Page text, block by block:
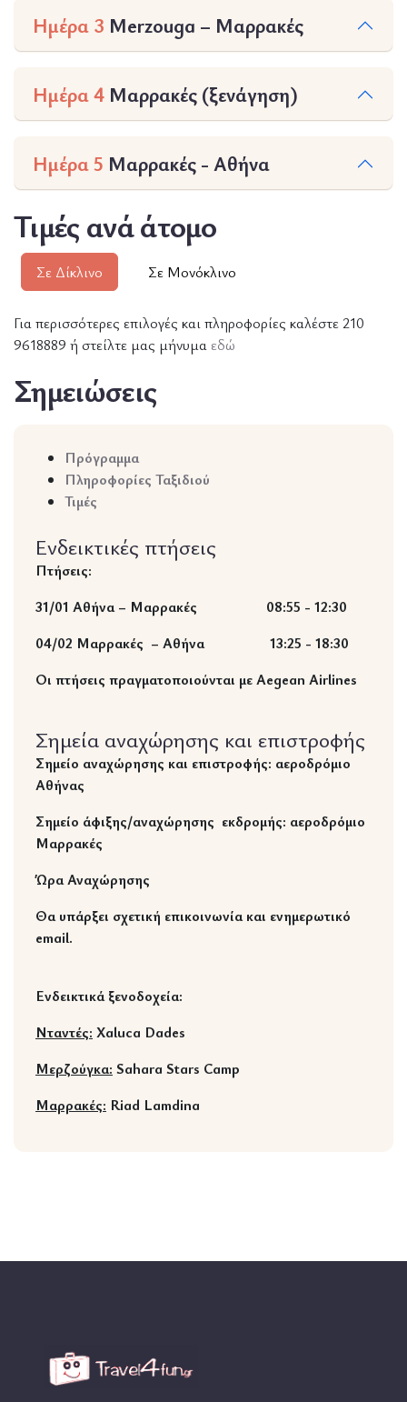
Ημέρα 3 Merzouga – Μαρρακές
Ημέρα 4 Μαρρακές (ξενάγηση)
Ημέρα 5 Μαρρακές - Αθήνα
Τιμές ανά άτομο
Σε Δίκλινο Σε Μονόκλινο
Για περισσότερες επιλογές και πληροφορίες καλέστε 210
9618889 ή στείλτε μας μήνυμα εδώ
Σημειώσεις
Πρόγραμμα
Πληροφορίες Ταξιδιού
Τιμές
Ενδεικτικές πτήσεις
Πτήσεις:
31/01 Αθήνα – Μαρρακές 08:55 - 12:30
04/02 Μαρρακές – Αθήνα 13:25 - 18:30
Οι πτήσεις πραγματοποιούνται μεAegean Airlines
Σημεία αναχώρησης και επιστροφής
Σημείο αναχώρησης και επιστροφής: αεροδρόμιο
Αθήνας
Σημείο άφιξης/αναχώρησης εκδρομής: αεροδρόμιο
Μαρρακές
Ώρα Αναχώρησης
Θα υπάρξει σχετική επικοινωνία και ενημερωτικό
email.
Ενδεικτικά ξενοδοχεία:
Νταντές: Xaluca Dades
Μερζούγκα: Sahara Stars Camp
Μαρρακές: Riad Lamdina